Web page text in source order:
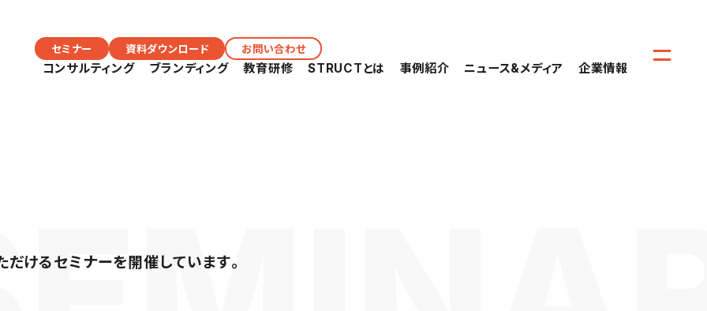
コンサルティング ブランディング 教育研修 STRUCTとは 事例紹介 ニュース&メディア 企業情報
セミナー 資料ダウンロード お問い合わせ
けるセミナーを開催しています。